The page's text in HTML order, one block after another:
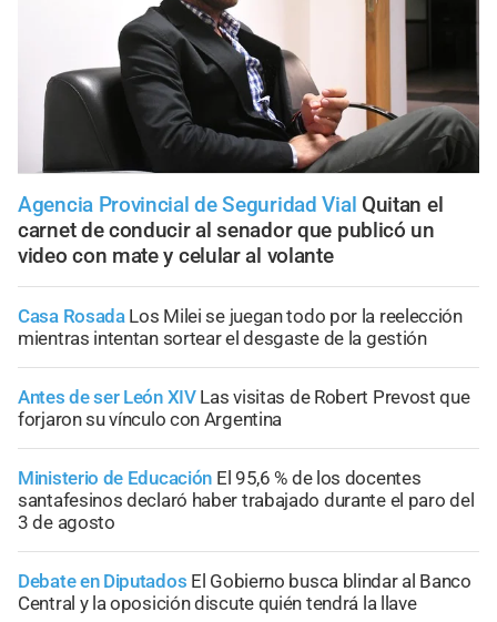
Agencia Provincial de Seguridad Vial Quitan el
carnet de conducir al senador que publicó un
video con mate y celular al volante
Casa Rosada Los Milei se juegan todo por la reelección
mientras intentan sortear el desgaste de la gestión
Antes de ser León XIV Las visitas de Robert Prevost que
forjaron su vínculo con Argentina
Ministerio de Educación El 95,6 % de los docentes
santafesinos declaró haber trabajado durante el paro del
3 de agosto
Debate en Diputados El Gobierno busca blindar al Banco
Central y la oposición discute quién tendrá la llave